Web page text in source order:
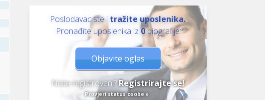
Poslodavac ste i tražite uposlenika.
Pronađite uposlenika iz0biografije
Objavite oglas
Niste registrovani?Registrirajte se!
Provjeri status osobe »